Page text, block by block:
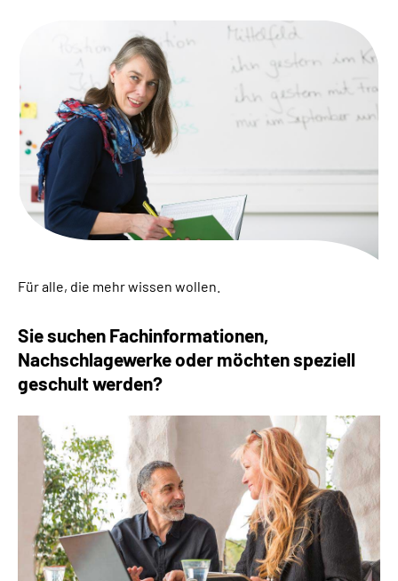
Inhalte in Gebärdensprache (DGS)
Leichte Sprache
Suche
Für alle, die mehr wissen wollen.
Sie suchen Fachinformationen,
Nachschlagewerke oder möchten speziell
geschult werden?